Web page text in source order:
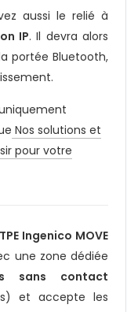
aussi le relié à
IP. Il devra alors
portée Bluetooth,
Nos solutions et
pour votre
TPE Ingenico MOVE
une zone dédiée
sans contact
et accepte les